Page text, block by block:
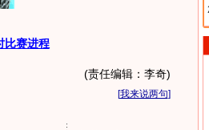
比赛进程
(责任编辑：李奇)
[我来说两句]